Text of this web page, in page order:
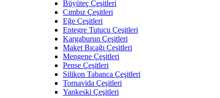
Büyüteç Çeşitleri
Cımbız Çeşitleri
Eğe Çeşitleri
Entegre Tutucu Çeşitleri
Kargaburun Çeşitleri
Maket Bıçağı Çeşitleri
Mengene Çeşitleri
Pense Çeşitleri
Silikon Tabanca Çeşitleri
Tornavida Çeşitleri
Yankeski Çeşitleri